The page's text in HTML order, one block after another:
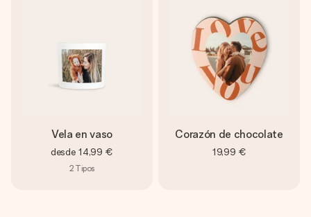
Vela en vaso
desde 14,99 €
2 Tipos
Corazón de chocolate
19,99 €